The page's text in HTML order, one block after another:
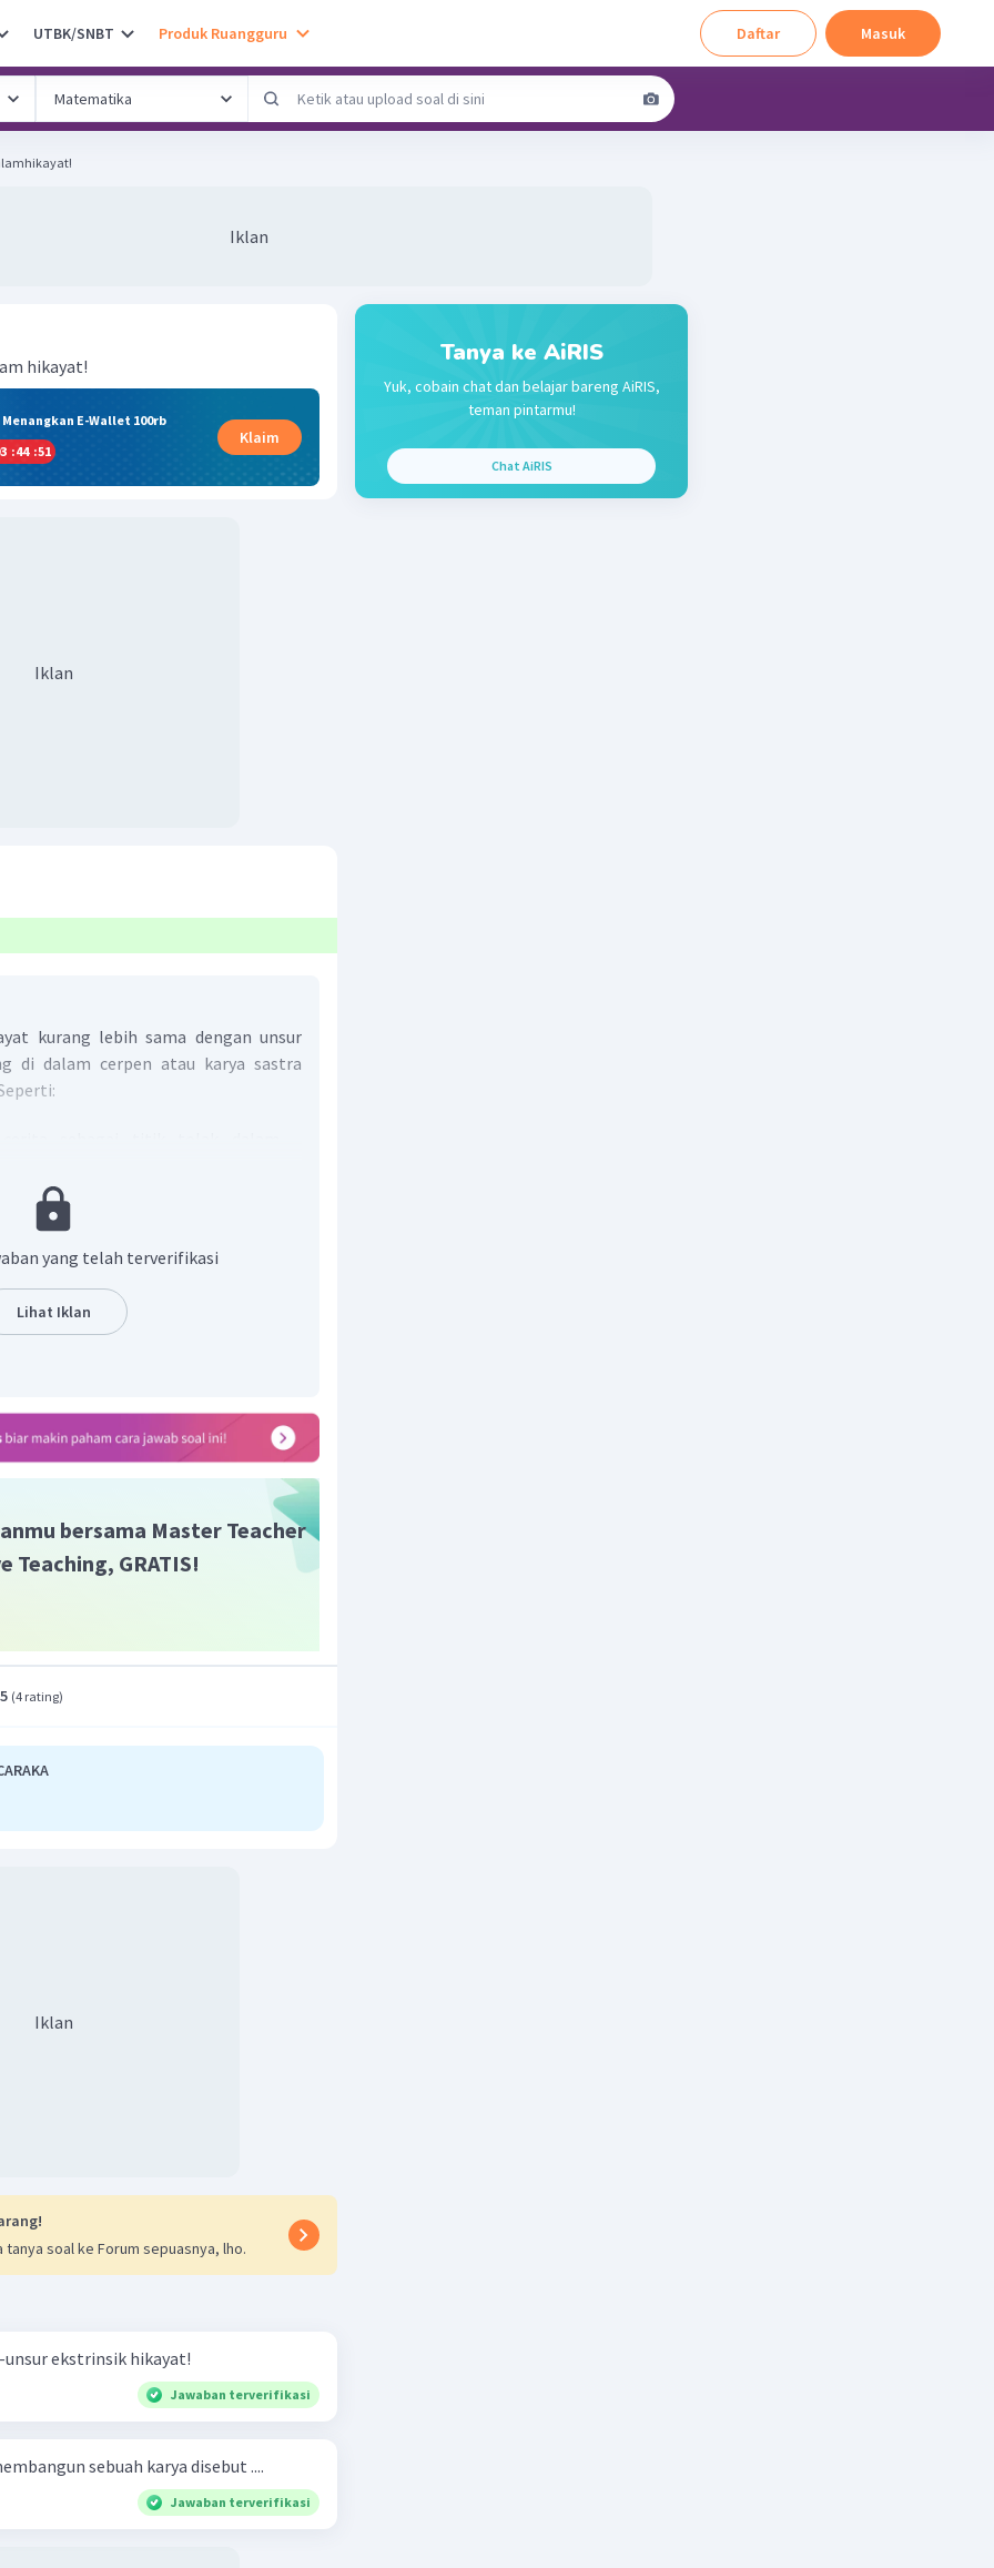
UTBK/SNBT Produk Ruangguru Daftar Masuk
Iklan
hikayat!
E-Wallet 100rb
:44 :50
Klaim
Iklan
kurang lebih sama dengan unsur
di dalam cerpen atau karya sastra
struktur penceritaan yang di
kejadian atau peristiwa yang
alur maju, alur mundur, atau alur
atau pendeskripsian atau
yang ingin disampaikan dalam
intrinsik dalam hikayat adalah tema,
amanat.
yang telah terverifikasi
Lihat Iklan
bersama Master Teacher
Teaching, GRATIS!
(4 rating)
Iklan
tanya soal ke Forum sepuasnya, lho.
ekstrinsik hikayat!
Jawaban terverifikasi
sebuah karya disebut ....
Jawaban terverifikasi
Tanya ke AiRIS
Yuk, cobain chat dan belajar bareng AiRIS,
teman pintarmu!
Chat AiRIS